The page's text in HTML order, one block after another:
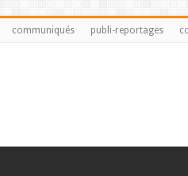
communiqués publi-reportages